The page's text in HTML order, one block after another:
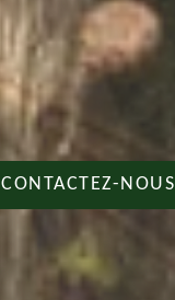
CONTACTEZ-NOUS